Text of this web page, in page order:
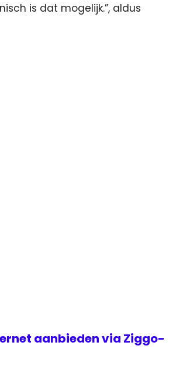
is dat mogelijk.”, aldus
aanbieden via Ziggo-